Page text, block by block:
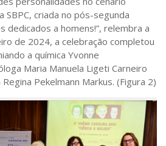
SBPC, criada no pós-segunda
dedicados a homens!”, relembra a
de 2024, a celebração completou
a química Yvonne
Maria Manuela Ligeti Carneiro
Pekelmann Markus. (Figura 2)